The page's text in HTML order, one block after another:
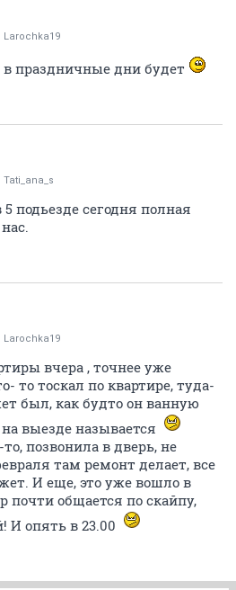
Larochka19
праздничные дни будет
Tati_ana_s
подьезде сегодня полная
Larochka19
вчера , точнее уже
то тоскал по квартире, туда-
был, как будто он ванную
выезде называется
позвонила в дверь, не
там ремонт делает, все
И еще, это уже вошло в
общается по скайпу,
И опять в 23.00